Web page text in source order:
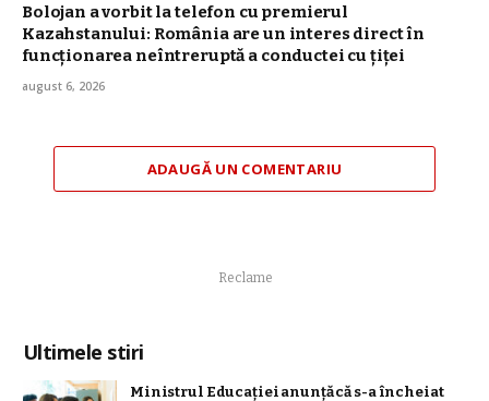
Bolojan a vorbit la telefon cu premierul
Kazahstanului: România are un interes direct în
funcționarea neîntreruptă a conductei cu țiței
august 6, 2026
ADAUGĂ UN COMENTARIU
Reclame
Ultimele stiri
Ministrul Educației anunță că s-a încheiat